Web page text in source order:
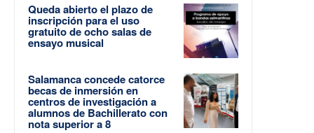
Queda abierto el plazo de
inscripción para el uso
gratuito de ocho salas de
ensayo musical
Salamanca concede catorce
becas de inmersión en
centros de investigación a
alumnos de Bachillerato con
nota superior a 8